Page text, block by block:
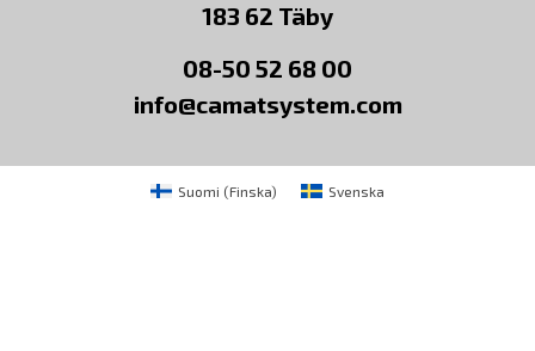
183 62 Täby
08-50 52 68 00
info@camatsystem.com
Suomi (Finska) Svenska